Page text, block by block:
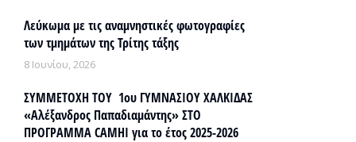
Λεύκωμα με τις αναμνηστικές φωτογραφίες
των τμημάτων της Τρίτης τάξης
8 Ιουνίου, 2026
ΣΥΜΜΕΤΟΧΗ ΤΟΥ 1ου ΓΥΜΝΑΣΙΟΥ ΧΑΛΚΙΔΑΣ
«Αλέξανδρος Παπαδιαμάντης» ΣΤΟ
ΠΡΟΓΡΑΜΜΑ CAMHI για το έτος 2025-2026